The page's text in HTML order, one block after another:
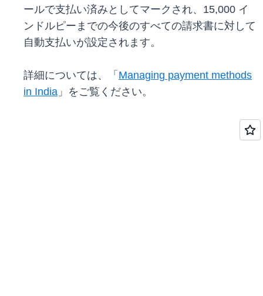
ールで支払い済みとしてマークされ、15,000 イ
ンドルピーまでの今後のすべての請求書に対して
自動支払いが設定されます。
詳細については、「 Managing payment methods
in India 」をご覧ください。